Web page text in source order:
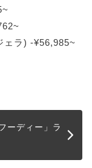
ェラ) -¥56,985~
ーディー」ラ